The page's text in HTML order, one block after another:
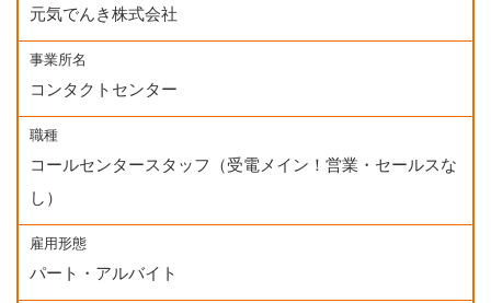
元気でんき株式会社
事業所名
コンタクトセンター
職種
コールセンタースタッフ（受電メイン！営業・セールスな
し）
雇用形態
パート・アルバイト